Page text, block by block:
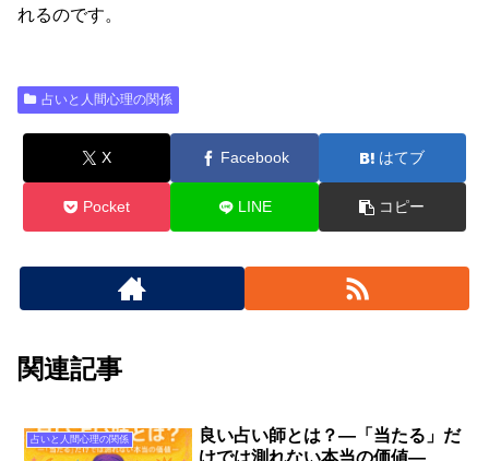
れるのです。
占いと人間心理の関係
X Facebook はてブ
Pocket LINE コピー
関連記事
占いと人間心理の関係
良い占い師とは？―「当たる」だ